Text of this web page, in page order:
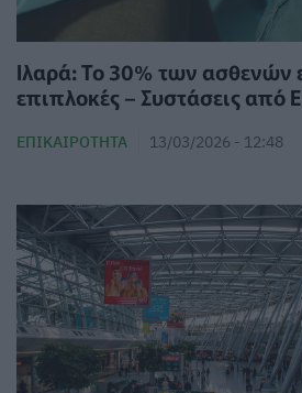
Ιλαρά: Το 30% των ασθενών
επιπλοκές – Συστάσεις από
ΕΠΙΚΑΙΡΌΤΗΤΑ 13/03/2026 - 12:48